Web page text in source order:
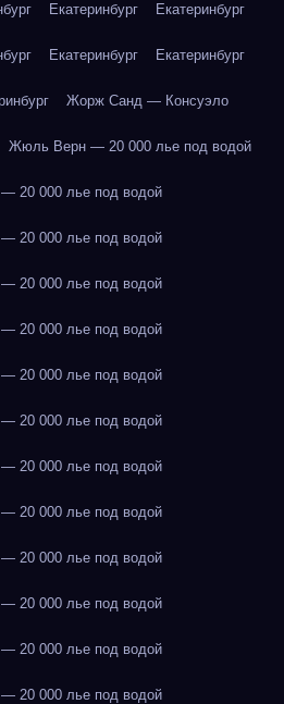
Екатеринбург Екатеринбург
Екатеринбург Екатеринбург
Жорж Санд — Консуэло
Жюль Верн — 20 000 лье под водой
20 000 лье под водой
20 000 лье под водой
20 000 лье под водой
20 000 лье под водой
20 000 лье под водой
20 000 лье под водой
20 000 лье под водой
20 000 лье под водой
20 000 лье под водой
20 000 лье под водой
20 000 лье под водой
20 000 лье под водой